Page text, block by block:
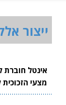
ייצור
אינטל
מצעי